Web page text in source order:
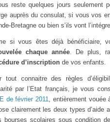
reste quelques jours seulement
auprès du consulat, si vous vos
Bretagne ou bien s’ils vont
si vous êtes déjà bénéficiaire,
chaque année. De plus,
d’inscription de vos enfants.
tout connaitre des règles
par l’Etat français, je vous
de février 2011, entièrement vouée
clairement les deux types d’aide
bourses scolaires sous condition